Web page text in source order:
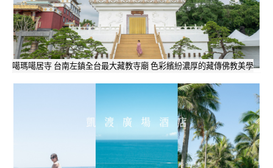
噶瑪噶居寺 台南左鎮全台最大藏教寺廟 色彩繽紛濃厚的藏傳佛教美學